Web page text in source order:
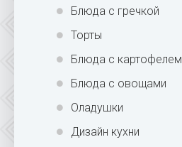
Блюда с гречкой
Торты
Блюда с картофелем
Блюда с овощами
Оладушки
Дизайн кухни